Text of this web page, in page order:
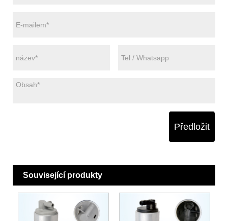
Předložit
Související produkty